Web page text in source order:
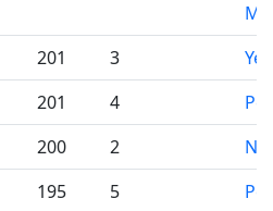
201 3
201 4
200 2
195 5